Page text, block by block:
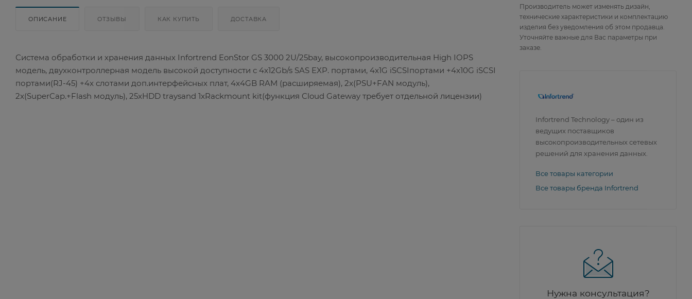
ОПИСАНИЕ ОТЗЫВЫ КАК КУПИТЬ ДОСТАВКА
Система обработки и хранения данных Infortrend EonStor GS 3000 2U/25bay, высокопроизводительная High IOPS
модель, двухконтроллерная модель высокой доступности с 4x12Gb/s SAS EXP. портами, 4x1G iSCSIпортами +4x10G iSCSI
портами(RJ-45) +4x слотами доп.интерфейсных плат, 4x4GB RAM (расширяемая), 2x(PSU+FAN модуль),
2x(SuperCap.+Flash модуль), 25xHDD traysand 1xRackmount kit(функция Cloud Gateway требует отдельной лицензии)
Производитель может изменять дизайн,
технические характеристики и комплектацию
изделия без уведомления об этом продавца.
Уточняйте важные для Вас параметры при
заказе.
Infortrend Technology – один из
ведущих поставщиков
высокопроизводительных сетевых
решений для хранения данных.
Все товары категории
Все товары бренда Infortrend
Нужна консультация?